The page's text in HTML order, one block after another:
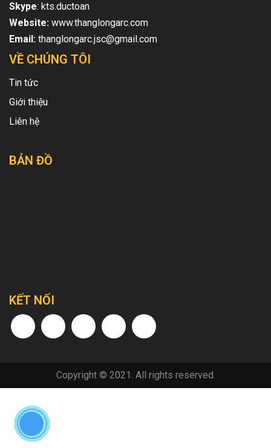
Skype: kts.ductoan
Website: www.thanglongarc.com
Email: thanglongarc.jsc@gmail.com
VỀ CHÚNG TÔI
Tin tức
Giới thiệu
Liên hệ
BẢN ĐỒ
KẾT NỐI
Copyright © 2021. All rights reserved.